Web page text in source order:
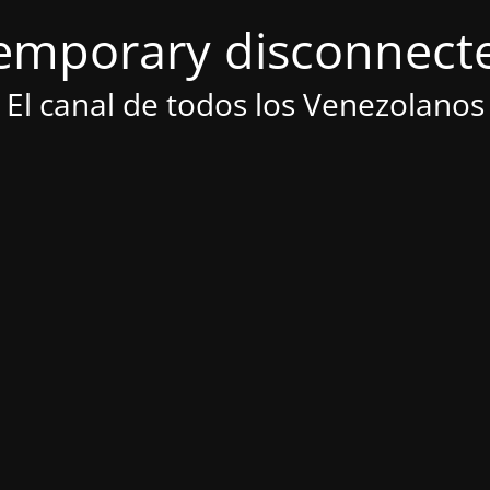
El canal de todos los Venezolanos